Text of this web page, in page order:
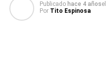
Publicado hace 4 añosel
Por Tito Espinosa